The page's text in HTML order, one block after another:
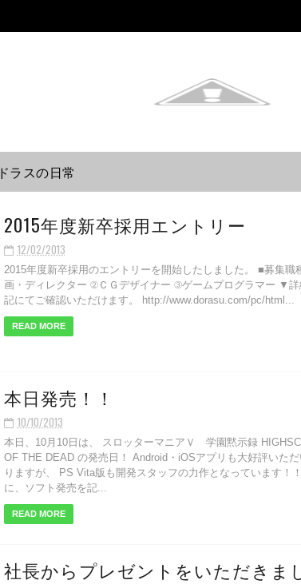
ドラスの日常
2015年度新卒採用エントリー
12/02/2013
2015年度新卒採用のエントリーを開始したしました。 ■募集職
画・ディレクター ②ＣＧデザイナー ③ゲームプログラマー ▼詳
記にてご確認いただけます。 http://www.dorasu.com/pc/html...
READ MORE
本日発売！！
10/10/2013
本日、10月10日は、 スロッターマニアＶ 学園黙示録
OF THE DEAD の発売日！ Android・iOSアプリも大好評いただ
りますが、 PS Vita版も開発スタッフの力作となっています！
に、ソフト発売を記...
READ MORE
社長からプレゼントをいただきま